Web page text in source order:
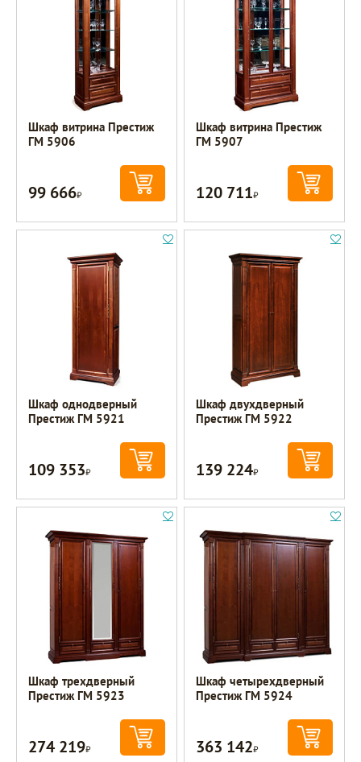
Шкаф витрина Престиж
ГМ 5906
99 666Р
Шкаф витрина Престиж
ГМ 5907
120 711Р
Шкаф однодверный
Престиж ГМ 5921
109 353Р
Шкаф двухдверный
Престиж ГМ 5922
139 224Р
Шкаф трехдверный
Престиж ГМ 5923
274 219Р
Шкаф четырехдверный
Престиж ГМ 5924
363 142Р